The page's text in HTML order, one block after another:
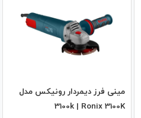
مینی فرز دیمردار رونیکس مدل
3100k | Ronix 3100K